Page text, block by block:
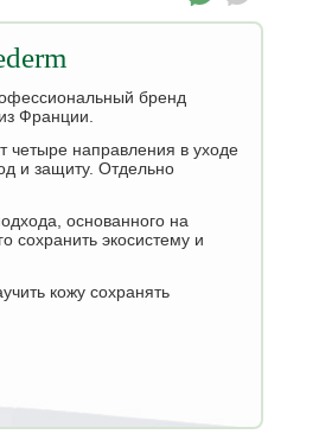
бренд
Франции.
четыре направления в уходе
и защиту. Отдельно
основанного на
сохранить экосистему и
кожу сохранять